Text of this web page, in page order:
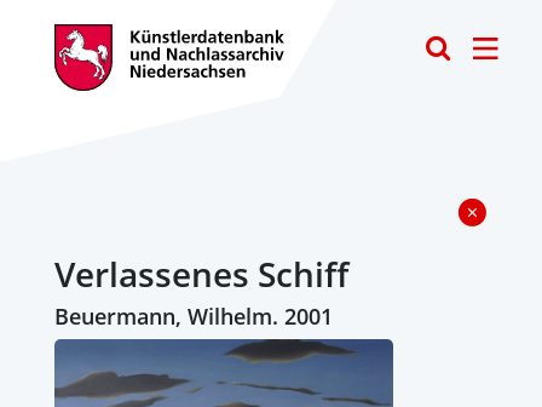
Verlassenes Schiff
Beuermann, Wilhelm. 2001